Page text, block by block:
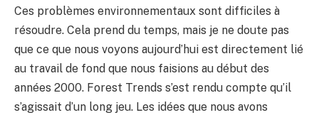
Ces problèmes environnementaux sont difficiles à
résoudre. Cela prend du temps, mais je ne doute pas
que ce que nous voyons aujourd’hui est directement lié
au travail de fond que nous faisions au début des
années 2000. Forest Trends s’est rendu compte qu’il
s’agissait d’un long jeu. Les idées que nous avons